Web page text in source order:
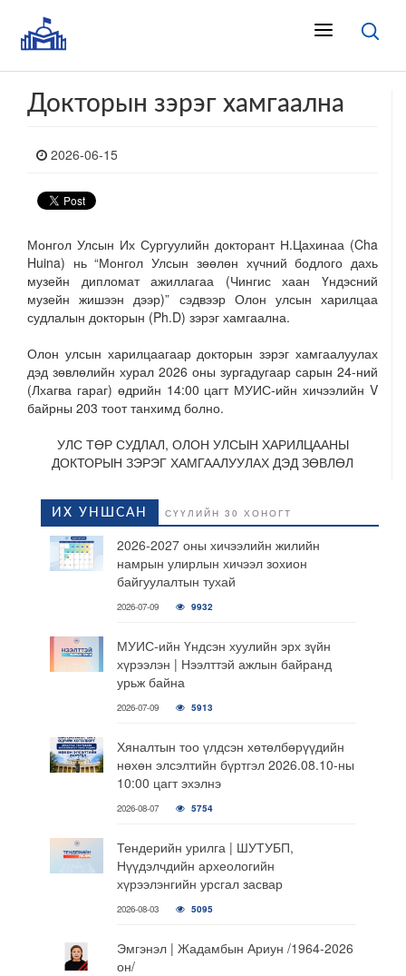
Докторын зэрэг хамгаална
2026-06-15
Монгол Улсын Их Сургуулийн докторант Н.Цахинаа (Cha
Huina) нь “Монгол Улсын зөөлөн хүчний бодлого дахь
музейн дипломат ажиллагаа (Чингис хаан Үндэсний
музейн жишээн дээр)” сэдвээр Олон улсын харилцаа
судлалын докторын (Ph.D) зэрэг хамгаална.
Олон улсын харилцаагаар докторын зэрэг хамгаалуулах
дэд зөвлөлийн хурал 2026 оны зургадугаар сарын 24-ний
(Лхагва гараг) өдрийн 14:00 цагт МУИС-ийн хичээлийн V
байрны 203 тоот танхимд болно.
УЛС ТӨР СУДЛАЛ, ОЛОН УЛСЫН ХАРИЛЦААНЫ
ДОКТОРЫН ЗЭРЭГ ХАМГААЛУУЛАХ ДЭД ЗӨВЛӨЛ
ИХ УНШСАН СҮҮЛИЙН 30 ХОНОГТ
2026-2027 оны хичээлийн жилийн
намрын улирлын хичээл зохион
байгуулалтын тухай
2026-07-09 9932
МУИС-ийн Үндсэн хуулийн эрх зүйн
хүрээлэн | Нээлттэй ажлын байранд
урьж байна
2026-07-09 5913
Хяналтын тоо үлдсэн хөтөлбөрүүдийн
нөхөн элсэлтийн бүртгэл 2026.08.10-ны
10:00 цагт эхэлнэ
2026-08-07 5754
Тендерийн урилга | ШУТУБП,
Нүүдэлчдийн археологийн
хүрээлэнгийн урсгал засвар
2026-08-03 5095
Эмгэнэл | Жадамбын Ариун /1964-2026
он/